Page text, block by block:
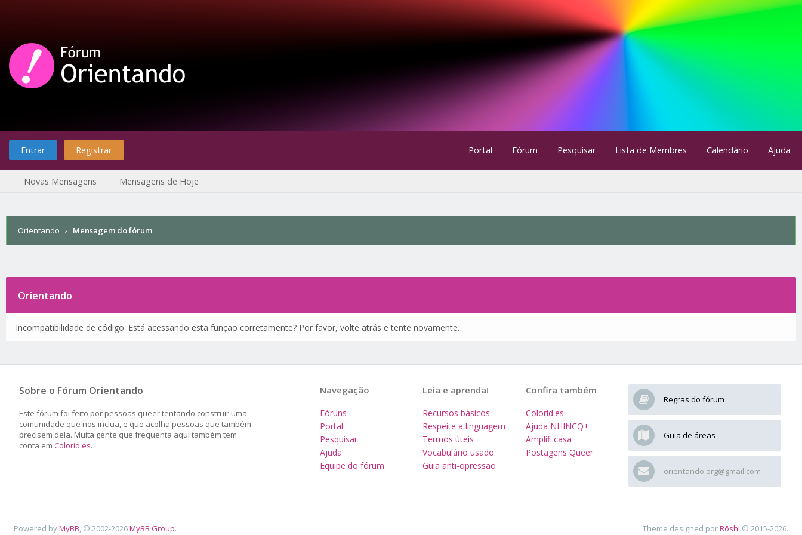
Entrar Registrar Portal Fórum Pesquisar Lista de Membres Calendário Ajuda
Novas Mensagens Mensagens de Hoje
Orientando › Mensagem do fórum
Orientando
Incompatibilidade de código. Está acessando esta função corretamente? Por favor, volte atrás e tente novamente.
Sobre o Fórum Orientando
Este fórum foi feito por pessoas queer tentando construir uma
comunidade que nos inclua, e que acolha pessoas que também
precisem dela. Muita gente que frequenta aqui também tem
conta em Colorid.es.
Regras do fórum
Guia de áreas
orientando.org@gmail.com
Confira também
Colorid.es
Ajuda NHINCQ+
Amplifi.casa
Postagens Queer
Leia e aprenda!
Recursos básicos
Respeite a linguagem
Termos úteis
Vocabulário usado
Guia anti-opressão
Navegação
Fóruns
Portal
Pesquisar
Ajuda
Equipe do fórum
Powered byMyBB , © 2002-2026MyBB Group. Theme designed porRōshi © 2015-2026.